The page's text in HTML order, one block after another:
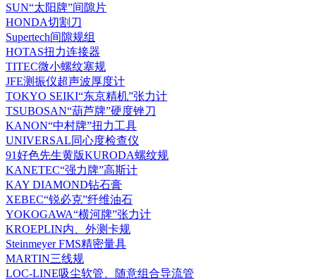
SUN“太阳牌”间隙片
HONDA切割刀
Supertech间隙规组
HOTAS扭力连接器
TITEC微小螺纹塞规
JFE测振仪超声波厚度计
TOKYO SEIKI“东京精机”张力计
TSUBOSAN“葫芦牌”硬度锉刀
KANON“中村牌”扭力工具
UNIVERSAL同心度检查仪
91好色先生黄版KURODA螺纹规
KANETEC“强力牌”高斯计
KAY DIAMOND钻石膏
XEBEC“锐必克”纤维油石
YOKOGAWA“横河牌”张力计
KROEPLIN内、外测卡规
Steinmeyer FMS精密量具
MARTIN三线规
LOC-LINE吸尘软管、随意组合导流管